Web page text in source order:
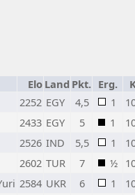
Elo Land Pkt. Erg.
2252 EGY 4,5 1
2433 EGY 5 1
2526 IND 5,5 1
2602 TUR 7 ½
2584 UKR 6 1